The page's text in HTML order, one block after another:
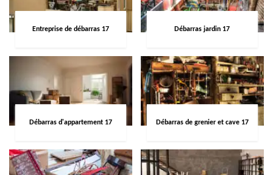
Entreprise de débarras 17 Débarras jardin 17
Débarras d'appartement 17 Débarras de grenier et cave 17